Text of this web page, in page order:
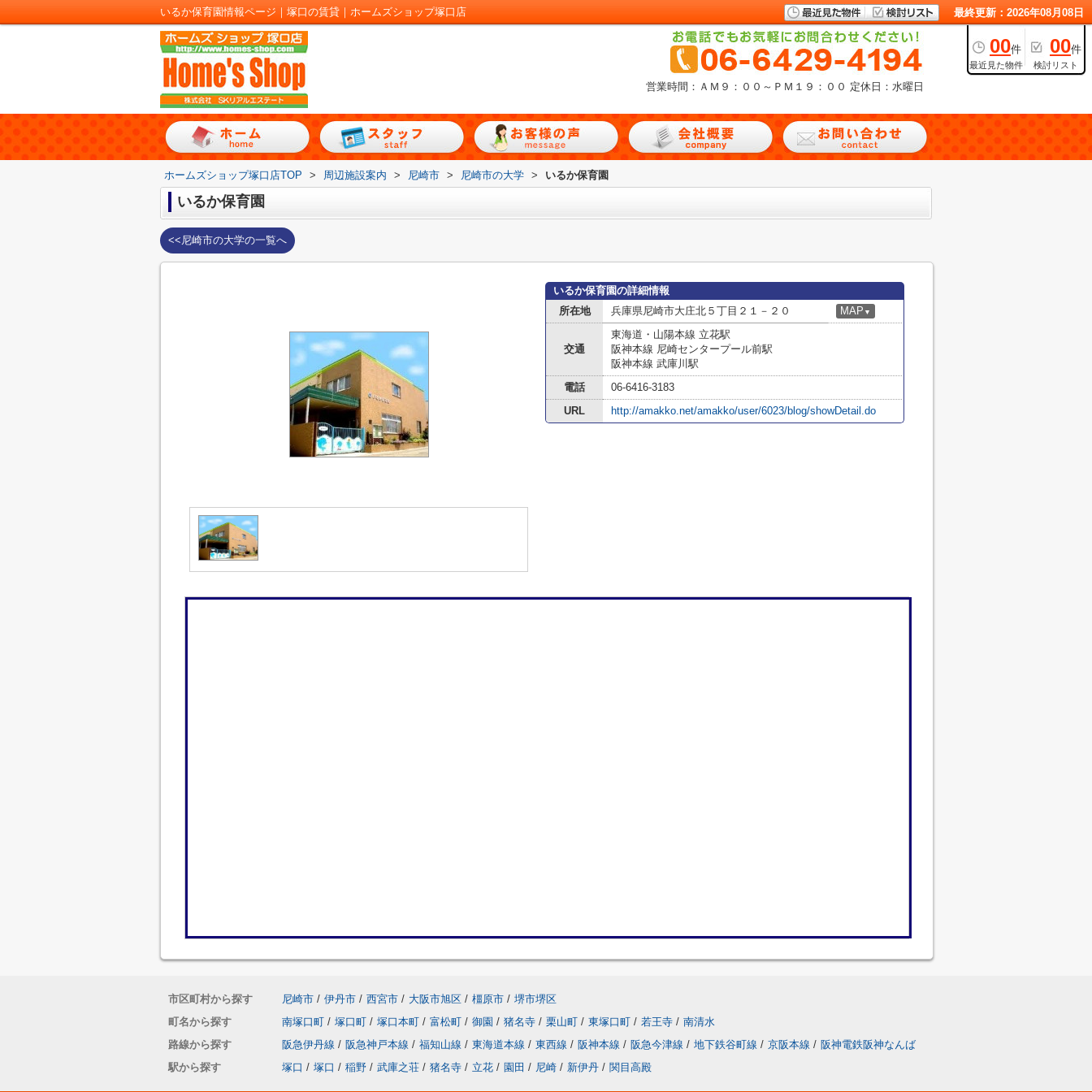
いるか保育園情報ページ｜塚口の賃貸｜ホームズショップ塚口店 最終更新：2026年08月08日
00件
最近見た物件
00件
検討リスト
営業時間：ＡＭ９：００～ＰＭ１９：００ 定休日：水曜日
ホームズショップ塚口店TOP > 周辺施設案内 > 尼崎市 > 尼崎市の大学 > いるか保育園
いるか保育園
<<尼崎市の大学の一覧へ
いるか保育園の詳細情報
所在地
兵庫県尼崎市大庄北５丁目２１－２０ MAP ▼
交通
東海道・山陽本線 立花駅
阪神本線 尼崎センタープール前駅
阪神本線 武庫川駅
電話
06-6416-3183
URL
http://amakko.net/amakko/user/6023/blog/showDetail.do
市区町村から探す 尼崎市 / 伊丹市 / 西宮市 / 大阪市旭区 / 橿原市 / 堺市堺区
町名から探す
南塚口町 / 塚口町 / 塚口本町 / 富松町 / 御園 / 猪名寺 / 栗山町 / 東塚口町 / 若王寺 / 南清水
路線から探す
阪急伊丹線 / 阪急神戸本線 / 福知山線 / 東海道本線 / 東西線 / 阪神本線 / 阪急今津線 / 地下鉄谷町線 / 京阪本線 / 阪神電鉄阪神なんば
駅から探す
塚口 / 塚口 / 稲野 / 武庫之荘 / 猪名寺 / 立花 / 園田 / 尼崎 / 新伊丹 / 関目高殿